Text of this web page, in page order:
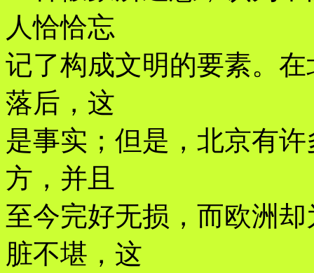
人恰恰忘
记了构成文明的要素。
落后，这
是事实；但是，北京有
方，并且
至今完好无损，而欧洲
脏不堪，这